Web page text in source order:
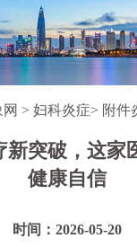
> 妇科炎症> 附件
新突破，这家
健康自信
时间：2026-05-20